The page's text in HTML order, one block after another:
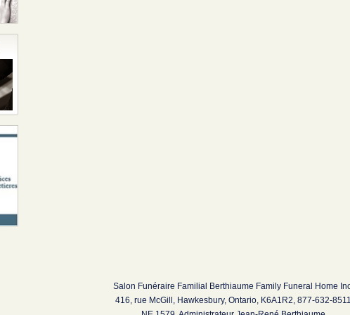
Salon Funéraire Familial Berthiaume Family Funeral Home
416, rue McGill, Hawkesbury, Ontario, K6A1R2, 877-632-